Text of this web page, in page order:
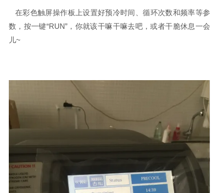
在彩色触屏操作板上设置好预冷时间、循环次数和频率等参
数，按一键“RUN”，你就该干嘛干嘛去吧，或者干脆休息一会
儿~